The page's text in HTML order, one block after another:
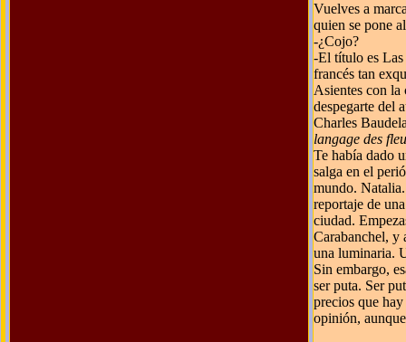
Vuelves a
quien se pone
-¿Cojo?
-El título es Las
francés tan
Asientes con la
despegarte del
Charles
langage des
Te había dado
salga en el
mundo.
reportaje de
ciudad.
Carabanchel, y
una luminaria.
Sin embargo,
ser puta. Ser
precios que
opinión,